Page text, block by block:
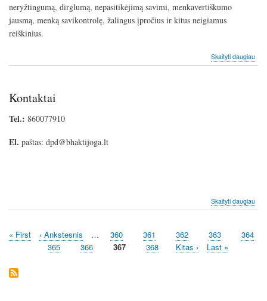
neryžtingumą, dirglumą, nepasitikėjimą savimi, menkavertiškumo
jausmą, menką savikontrolę, žalingus įpročius ir kitus neigiamus
reiškinius.
Skaityti daugiauapie
Kontaktai
Tel.: 860077910
El. paštas: dpd@bhaktijoga.lt
Skaityti daugiauapie
Pagination
First
« First
Previous
page
‹ Ankstesnis … Page
360 Page
361 Page
362 Page
363 Page
364
Page
365 Page
366
Current
367 Page
368
Next
Kitas ›
Last
Last »